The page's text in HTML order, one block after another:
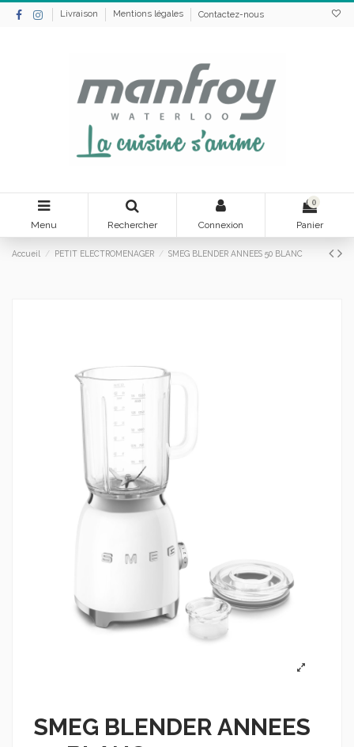
Livraison Mentions légales Contactez-nous
Menu Rechercher Connexion
0
Panier
Accueil PETIT ELECTROMENAGER SMEG BLENDER ANNEES 50 BLANC
SMEG BLENDER ANNEES